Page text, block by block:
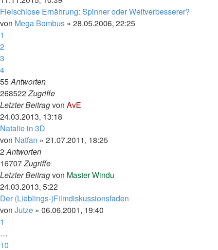
Fleischlose Ernährung: Spinner oder Weltverbesserer?
von Mega Bombus » 28.05.2006, 22:25
1
2
3
4
55Antworten
268522Zugriffe
Letzter Beitragvon AvE
24.03.2013, 13:18
Natalie in 3D
von Natfan » 21.07.2011, 18:25
2Antworten
16707Zugriffe
Letzter Beitragvon Master Windu
24.03.2013, 5:22
Der (Lieblings-)Filmdiskussionsfaden
von Jutze » 06.06.2001, 19:40
1
…
10